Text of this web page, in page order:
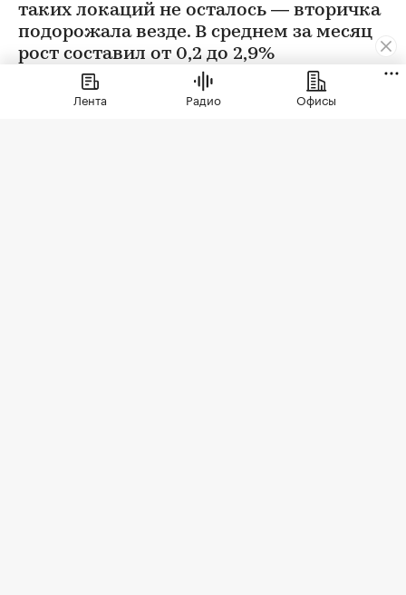
таких локаций не осталось — вторичка
подорожала везде. В среднем за месяц
рост составил от 0,2 до 2,9%
Лента Радио Офисы